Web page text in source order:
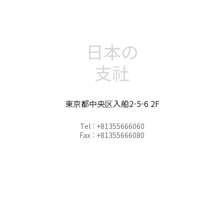
日本の
支社
東京都中央区入船2-5-6 2F
Tel : +81355666060
Fax : +81355666080